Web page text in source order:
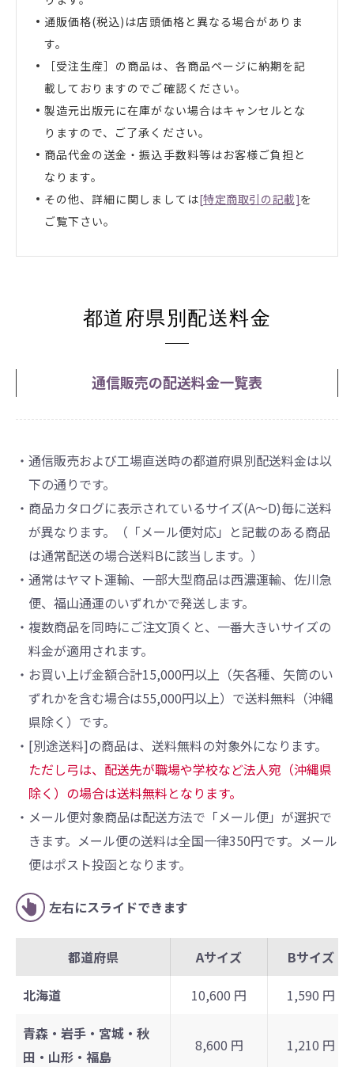
通販価格(税込)は店頭価格と異なる場合がありま
す。
［受注生産］の商品は、各商品ページに納期を記
載しておりますのでご確認ください。
製造元出版元に在庫がない場合はキャンセルとな
りますので、ご了承ください。
商品代金の送金・振込手数料等はお客様ご負担と
なります。
その他、詳細に関しましては[特定商取引の記載]を
ご覧下さい。
都道府県別配送料金
通信販売の配送料金一覧表
・通信販売および工場直送時の都道府県別配送料金は以
下の通りです。
・商品カタログに表示されているサイズ(A～D)毎に送料
が異なります。（「メール便対応」と記載のある商品
は通常配送の場合送料Bに該当します。）
・通常はヤマト運輸、一部大型商品は西濃運輸、佐川急
便、福山通運のいずれかで発送します。
・複数商品を同時にご注文頂くと、一番大きいサイズの
料金が適用されます。
・お買い上げ金額合計15,000円以上（矢各種、矢筒のい
ずれかを含む場合は55,000円以上）で送料無料（沖縄
県除く）です。
・[別途送料]の商品は、送料無料の対象外になります。
ただし弓は、配送先が職場や学校など法人宛（沖縄県
除く）の場合は送料無料となります。
・メール便対象商品は配送方法で「メール便」が選択で
きます。メール便の送料は全国一律350円です。メール
便はポスト投函となります。
左右にスライドできます
都道府県 Aサイズ
Bサイズ
北海道
10,600 円
1,590 円
青森・岩手・宮城・秋
田・山形・福島
8,600 円 1,210 円